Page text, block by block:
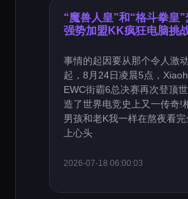
“魔兽人皇”和“格斗拳皇”
强势加盟KK疯狂电脑挑
事情的起因要从那个令人激
起，8月24日凌晨5点，
EWC街霸6总决赛再次登顶
造了世界电竞史上又一传奇!
男孩和老K我一样在熬夜看
上心头
2026-07-18 06:00:03